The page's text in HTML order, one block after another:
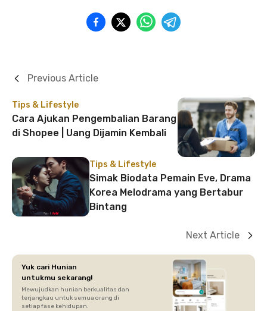
Tips & Lifestyle
Cara Ajukan Pengembalian Barang
di Shopee | Uang Dijamin Kembali
Previous Article
Tips & Lifestyle
Simak Biodata Pemain Eve, Drama
Korea Melodrama yang Bertabur
Bintang
Next Article
Yuk cari Hunian
untukmu sekarang!
Mewujudkan hunian berkualitas dan
terjangkau untuk semua orang di
setiap fase kehidupan.